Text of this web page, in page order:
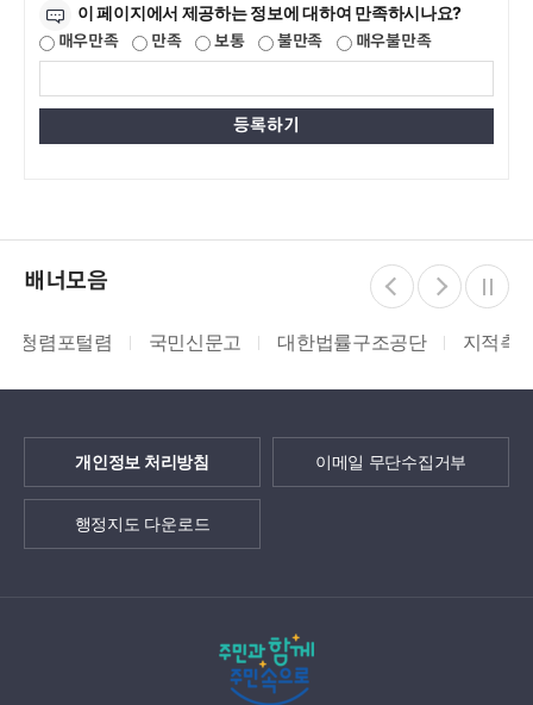
이 페이지에서 제공하는 정보에 대하여 만족하시나요?
매우만족 만족 보통 불만족 매우불만족
배너모음
렴 국민신문고 대한법률구조공단 지적측량바로처
개인정보 처리방침 이메일 무단수집거부
행정지도 다운로드